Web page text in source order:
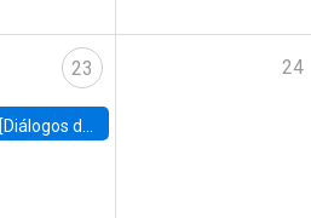
23
[Diálogos de Compromiso Público] Implementación de la reforma previsional: Desafíos y oportunidades
24